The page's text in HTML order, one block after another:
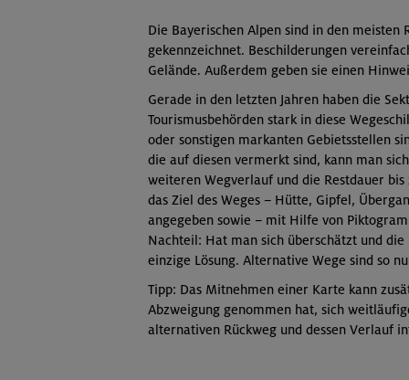
Die Bayerischen Alpen sind in den
gekennzeichnet. Beschilderungen
Gelände. Außerdem geben sie einen
Gerade in den letzten Jahren haben die
Tourismusbehörden stark in diese
oder sonstigen markanten Gebietsstellen
die auf diesen vermerkt sind, kann man
weiteren Wegverlauf und die Restdauer
das Ziel des Weges – Hütte, Gipfel,
angegeben sowie – mit Hilfe von
Nachteil: Hat man sich überschätzt und
einzige Lösung. Alternative Wege sind so
Tipp: Das Mitnehmen einer Karte kann
Abzweigung genommen hat, sich
alternativen Rückweg und dessen Verlauf